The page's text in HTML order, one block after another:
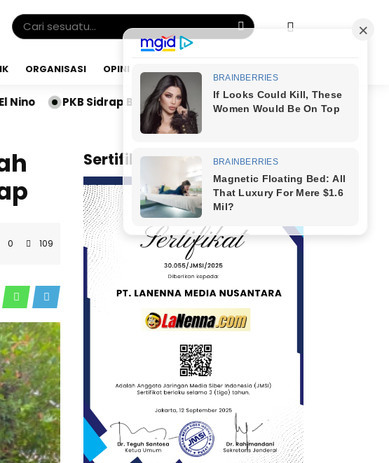
ORGANISASI OPINI MINGGU, 09 AGU 2026
Bangun Mesin Politik hingga Desa, DPAC dan Rekrutmen Caleg
0 109
Sertifikat JMSI
x